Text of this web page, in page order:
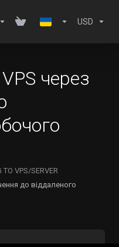
USD
через
TO VPS/SERVER
до віддаленого